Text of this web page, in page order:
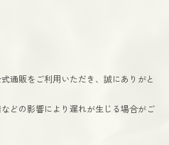
ペアクレンジング
ッシュ
通販をご利用いただき、誠にありがと
どの影響により遅れが生じる場合がご